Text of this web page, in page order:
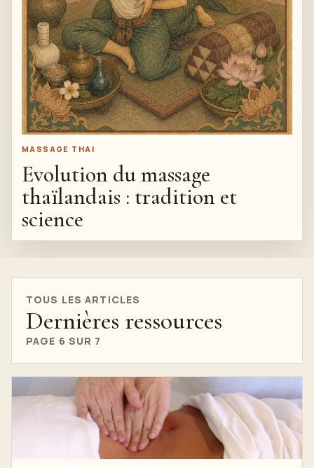
MASSAGE THAI
Evolution du massage
thaïlandais : tradition et
science
TOUS LES ARTICLES
Dernières ressources
PAGE 6 SUR 7